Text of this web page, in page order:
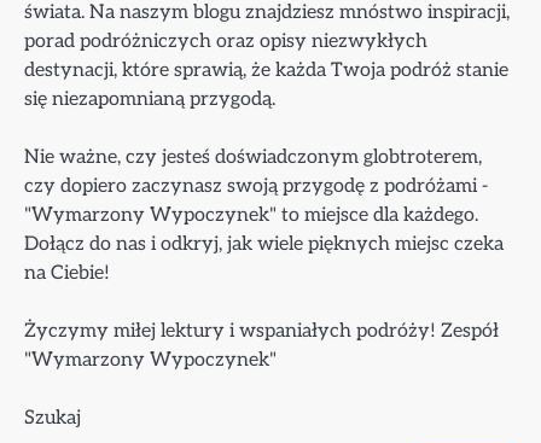
świata. Na naszym blogu znajdziesz mnóstwo inspiracji,
porad podróżniczych oraz opisy niezwykłych
destynacji, które sprawią, że każda Twoja podróż stanie
się niezapomnianą przygodą.
Nie ważne, czy jesteś doświadczonym globtroterem,
czy dopiero zaczynasz swoją przygodę z podróżami -
"Wymarzony Wypoczynek" to miejsce dla każdego.
Dołącz do nas i odkryj, jak wiele pięknych miejsc czeka
na Ciebie!
Życzymy miłej lektury i wspaniałych podróży! Zespół
"Wymarzony Wypoczynek"
Szukaj